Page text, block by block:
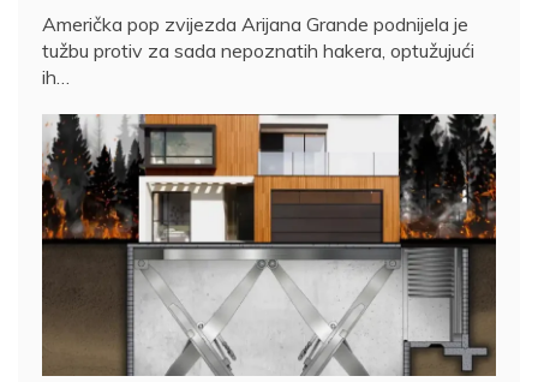
Američka pop zvijezda Arijana Grande podnijela je
tužbu protiv za sada nepoznatih hakera, optužujući
ih…